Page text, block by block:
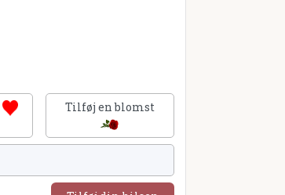
Tilføj en blomst